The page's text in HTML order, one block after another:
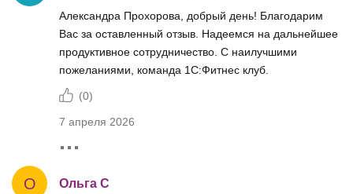
Александра Прохорова, добрый день! Благодарим
Вас за оставленный отзыв. Надеемся на дальнейшее
продуктивное сотрудничество. С наилучшими
пожеланиями, команда 1С:Фитнес клуб.
(0)
7 апреля 2026
О Ольга С